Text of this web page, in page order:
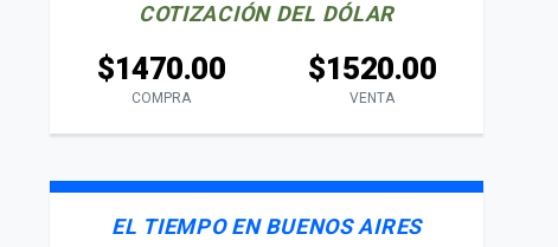
COTIZACIÓN DEL DÓLAR
$1470.00
COMPRA
$1520.00
VENTA
EL TIEMPO EN BUENOS AIRES